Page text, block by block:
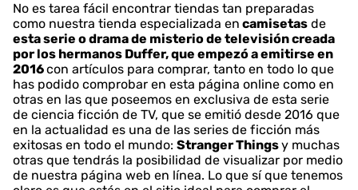
No es tarea fácil encontrar tiendas tan preparadas
como nuestra tienda especializada en camisetas de
esta serie o drama de misterio de televisión creada
por los hermanos Duffer, que empezó a emitirse en
2016con artículos para comprar, tanto en todo lo que
has podido comprobar en esta página online como en
otras en las que poseemos en exclusiva de esta serie
de ciencia ficción de TV, que se emitió desde 2016 que
en la actualidad es una de las series de ficción más
exitosas en todo el mundo: Stranger Thingsy muchas
otras que tendrás la posibilidad de visualizar por medio
de nuestra página web en línea. Lo que sí que tenemos